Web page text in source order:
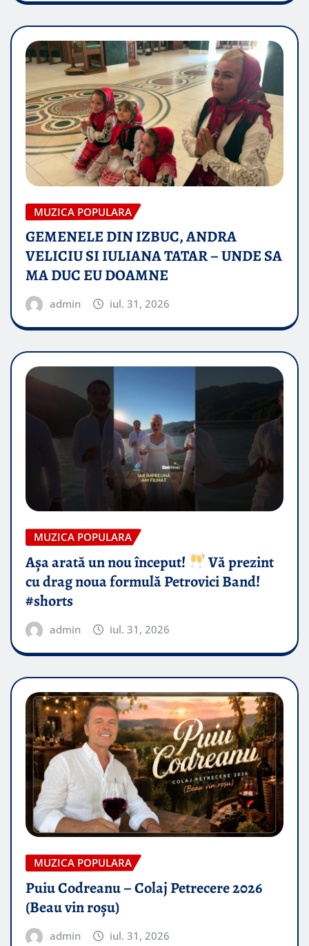
MUZICA POPULARA
GEMENELE DIN IZBUC, ANDRA
VELICIU SI IULIANA TATAR – UNDE SA
MA DUC EU DOAMNE
admin iul. 31, 2026
MUZICA POPULARA
Așa arată un nou început!
Vă prezint
cu drag noua formulă Petrovici Band!
#shorts
admin iul. 31, 2026
MUZICA POPULARA
Puiu Codreanu – Colaj Petrecere 2026
(Beau vin roșu)
admin iul. 31, 2026